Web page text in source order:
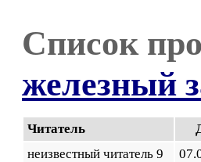
Список
железный
Читатель
неизвестный читатель 9